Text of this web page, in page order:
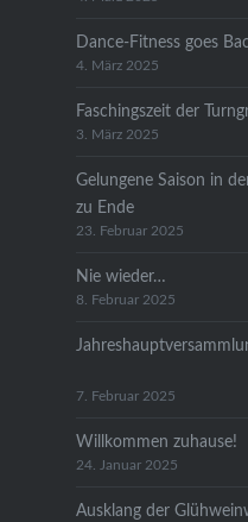
Dance-Fitness goes
4. März 2025
Faschingszeit der
3. März 2025
Gelungene Saison in
zu Ende
23. Februar 2025
Nie wieder…
8. Februar 2025
7. Februar 2025
Willkommen zuhause!
24. Januar 2025
Ausklang der